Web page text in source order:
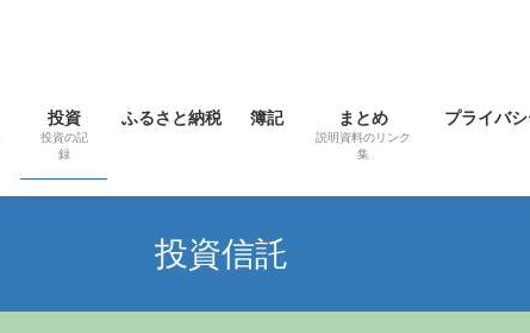
投資
投資の記
録
ふるさと納税 簿記 まとめ
説明資料のリンク
集
プライバ
投資信託